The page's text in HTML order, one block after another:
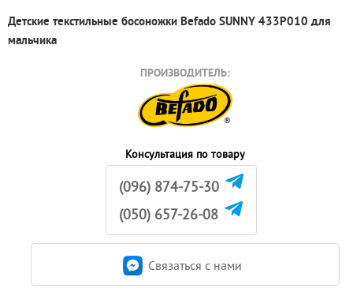
Детские текстильные босоножки Befado SUNNY 433P010 для
мальчика
ПРОИЗВОДИТЕЛЬ:
Консультация по товару
(096) 874-75-30
(050) 657-26-08
Связаться c нами